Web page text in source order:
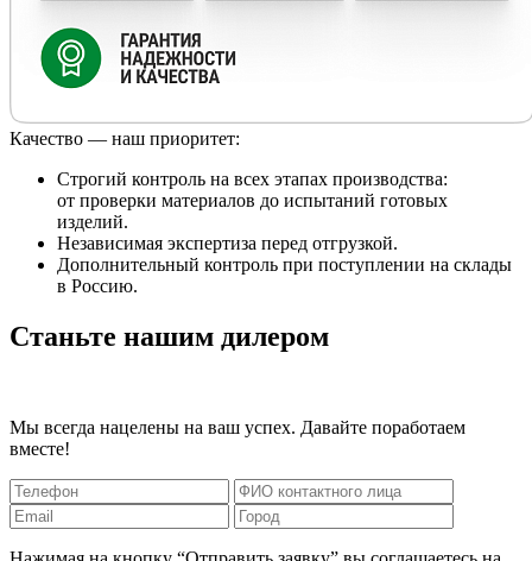
Качество — наш приоритет:
Строгий контроль на всех этапах производства:
от проверки материалов до испытаний готовых
изделий.
Независимая экспертиза перед отгрузкой.
Дополнительный контроль при поступлении на склады
в Россию.
Станьте нашим дилером
Мы всегда нацелены на ваш успех. Давайте поработаем
вместе!